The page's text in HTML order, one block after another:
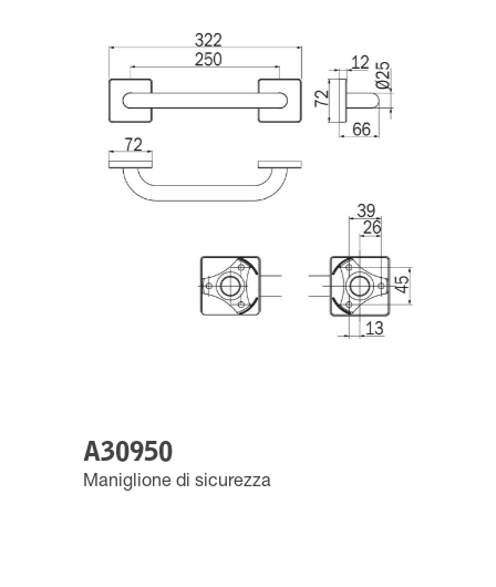
A30950
Maniglione di sicurezza